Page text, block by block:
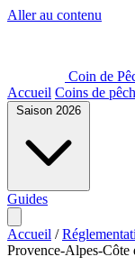
Aller au contenu
Coin de
Accueil Coins de
Saison 2026
Guides
Accueil /
Provence-Alpes-Côte